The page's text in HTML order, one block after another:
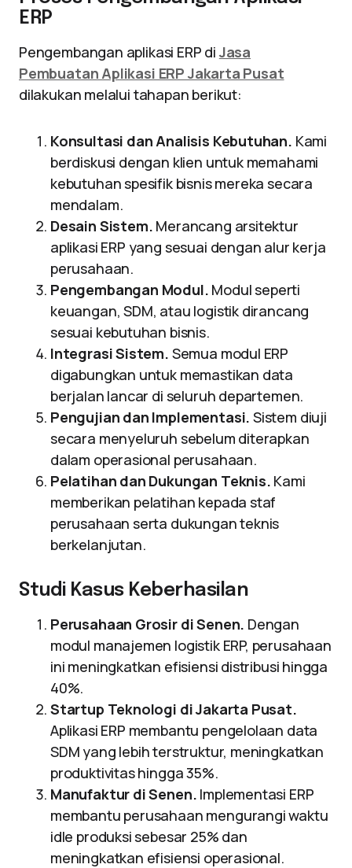
ERP
Pengembangan aplikasi ERP di Jasa
Pembuatan Aplikasi ERP Jakarta Pusat
dilakukan melalui tahapan berikut:
Konsultasi dan Analisis Kebutuhan. Kami
berdiskusi dengan klien untuk memahami
kebutuhan spesifik bisnis mereka secara
mendalam.
Desain Sistem. Merancang arsitektur
aplikasi ERP yang sesuai dengan alur kerja
perusahaan.
Pengembangan Modul. Modul seperti
keuangan, SDM, atau logistik dirancang
sesuai kebutuhan bisnis.
Integrasi Sistem. Semua modul ERP
digabungkan untuk memastikan data
berjalan lancar di seluruh departemen.
Pengujian dan Implementasi. Sistem diuji
secara menyeluruh sebelum diterapkan
dalam operasional perusahaan.
Pelatihan dan Dukungan Teknis. Kami
memberikan pelatihan kepada staf
perusahaan serta dukungan teknis
berkelanjutan.
Studi Kasus Keberhasilan
Perusahaan Grosir di Senen. Dengan
modul manajemen logistik ERP, perusahaan
ini meningkatkan efisiensi distribusi hingga
40%.
Startup Teknologi di Jakarta Pusat.
Aplikasi ERP membantu pengelolaan data
SDM yang lebih terstruktur, meningkatkan
produktivitas hingga 35%.
Manufaktur di Senen. Implementasi ERP
membantu perusahaan mengurangi waktu
idle produksi sebesar 25% dan
meningkatkan efisiensi operasional.